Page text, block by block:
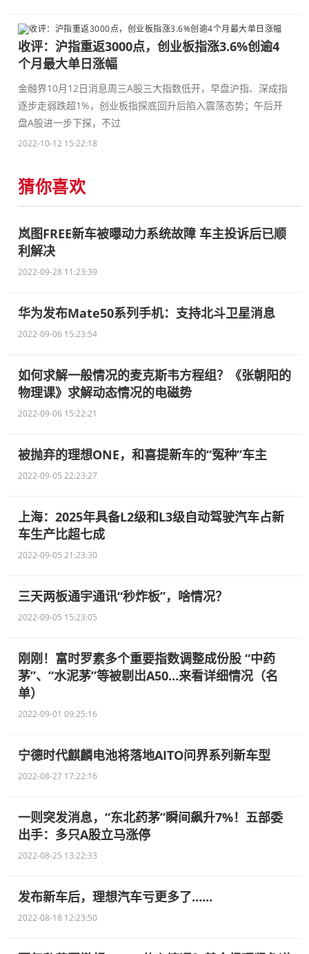
收评：沪指重返3000点，创业板指涨3.6%创逾4
个月最大单日涨幅
金融界10月12日消息周三A股三大指数低开，早盘沪指、深成指
逐步走弱跌超1%，创业板指探底回升后陷入震荡态势；午后开
盘A股进一步下探，不过
2022-10-12 15:22:18
猜你喜欢
岚图FREE新车被曝动力系统故障 车主投诉后已顺
利解决
2022-09-28 11:23:39
华为发布Mate50系列手机：支持北斗卫星消息
2022-09-06 15:23:54
如何求解一般情况的麦克斯韦方程组？《张朝阳的
物理课》求解动态情况的电磁势
2022-09-06 15:22:21
被抛弃的理想ONE，和喜提新车的“冤种”车主
2022-09-05 22:23:27
上海：2025年具备L2级和L3级自动驾驶汽车占新
车生产比超七成
2022-09-05 21:23:30
三天两板通宇通讯“秒炸板”，啥情况？
2022-09-05 15:23:05
刚刚！富时罗素多个重要指数调整成份股 “中药
茅”、“水泥茅”等被剔岀A50…来看详细情况（名
单）
2022-09-01 09:25:16
宁德时代麒麟电池将落地AITO问界系列新车型
2022-08-27 17:22:16
一则突发消息，“东北药茅”瞬间飙升7%！五部委
出手：多只A股立马涨停
2022-08-25 13:22:33
发布新车后，理想汽车亏更多了……
2022-08-18 12:23:50